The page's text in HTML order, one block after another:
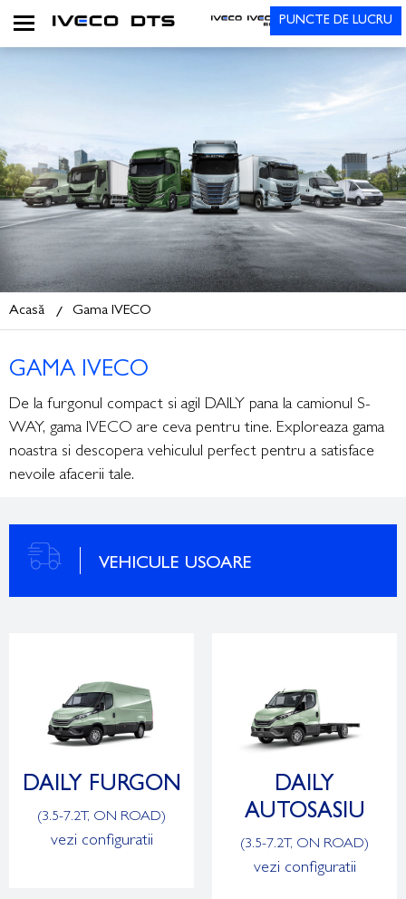
PUNCTE DE LUCRU
Acasă Gama IVECO
GAMA IVECO
De la furgonul compact si agil DAILY pana la camionul S-
WAY, gama IVECO are ceva pentru tine. Exploreaza gama
noastra si descopera vehiculul perfect pentru a satisface
nevoile afacerii tale.
VEHICULE USOARE
DAILY FURGON
(3.5-7.2T, ON ROAD)
vezi configuratii
DAILY
AUTOSASIU
(3.5-7.2T, ON ROAD)
vezi configuratii